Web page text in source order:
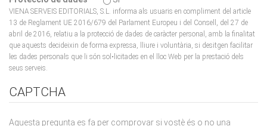
13 de Reglament UE 2016/679 del Parlament Europeu i del Consell, del 27 de
abril de 2016, relatiu a la protecció de dades de caràcter personal, amb la finalitat
que aquests decideixin de forma expressa, lliure i voluntària, si desitgen facilitar
les dades personals que li són sol•licitades en el lloc Web per la prestació dels
seus serveis.
persona real i impedir l'enviament automatitzat de missatges